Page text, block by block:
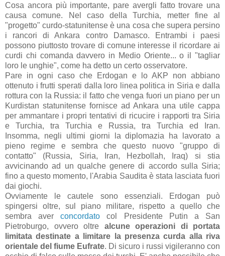
Cosa ancora più importante, pare avergli fatto trovare una
causa comune. Nel caso della Turchia, metter fine al
"progetto" curdo-statunitense è una cosa che supera persino
i rancori di Ankara contro Damasco. Entrambi i paesi
possono piuttosto trovare di comune interesse il ricordare ai
curdi chi comanda davvero in Medio Oriente... o il "tagliar
loro le unghie", come ha detto un certo osservatore.
Pare in ogni caso che Erdogan e lo AKP non abbiano
ottenuto i frutti sperati dalla loro linea politica in Siria e dalla
rottura con la Russia: il fatto che venga fuori un piano per un
Kurdistan statunitense fornisce ad Ankara una utile cappa
per ammantare i propri tentativi di ricucire i rapporti tra Siria
e Turchia, tra Turchia e Russia, tra Turchia ed Iran.
Insomma, negli ultimi giorni la diplomazia ha lavorato a
pieno regime e sembra che questo nuovo "gruppo di
contatto" (Russia, Siria, Iran, Hezbollah, Iraq) si stia
avvicinando ad un qualche genere di accordo sulla Siria;
fino a questo momento, l'Arabia Saudita è stata lasciata fuori
dai giochi.
Ovviamente le cautele sono essenziali. Erdogan può
spingersi oltre, sul piano militare, rispetto a quello che
sembra averconcordato col Presidente Putin a San
Pietroburgo, ovvero oltre alcune operazioni di portata
limitata destinate a limitare la presenza curda alla riva
orientale del fiume Eufrate. Di sicuro i russi vigileranno con